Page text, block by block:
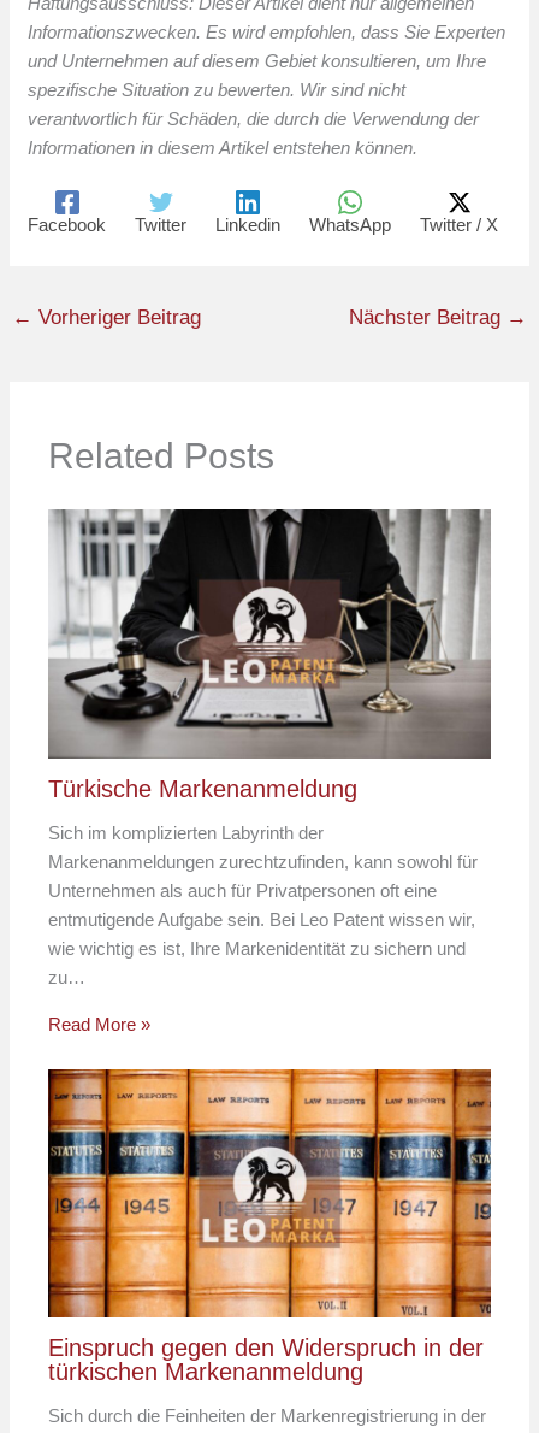
Informationszwecken. Es wird empfohlen, dass Sie Experten
und Unternehmen auf diesem Gebiet konsultieren, um Ihre
spezifische Situation zu bewerten. Wir sind nicht
verantwortlich für Schäden, die durch die Verwendung der
Informationen in diesem Artikel entstehen können.
Facebook Twitter Linkedin WhatsApp Twitter / X
← Vorheriger Beitrag Nächster Beitrag →
Related Posts
Türkische Markenanmeldung
Sich im komplizierten Labyrinth der
Markenanmeldungen zurechtzufinden, kann sowohl für
Unternehmen als auch für Privatpersonen oft eine
entmutigende Aufgabe sein. Bei Leo Patent wissen wir,
wie wichtig es ist, Ihre Markenidentität zu sichern und
zu…
Read More »
Einspruch gegen den Widerspruch in der
türkischen Markenanmeldung
Sich durch die Feinheiten der Markenregistrierung in der